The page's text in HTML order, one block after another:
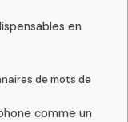
en
de mots de
comme un